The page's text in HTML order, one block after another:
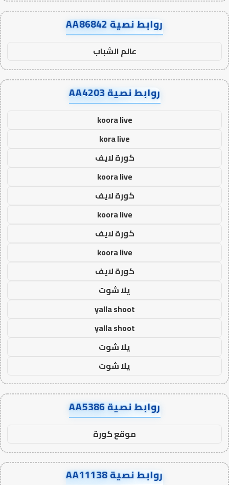
روابط نصية AA86842
عالم الشباب
روابط نصية AA4203
koora live
kora live
كورة لايف
koora live
كورة لايف
koora live
كورة لايف
koora live
كورة لايف
يلا شوت
yalla shoot
yalla shoot
يلا شوت
يلا شوت
روابط نصية AA5386
موقع كورة
روابط نصية AA11138